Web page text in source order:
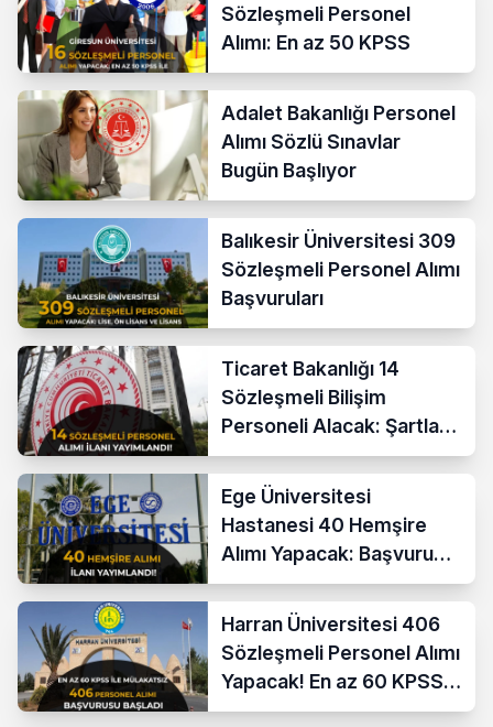
Sözleşmeli Personel
Alımı: En az 50 KPSS
Adalet Bakanlığı Personel
Alımı Sözlü Sınavlar
Bugün Başlıyor
Balıkesir Üniversitesi 309
Sözleşmeli Personel Alımı
Başvuruları
Ticaret Bakanlığı 14
Sözleşmeli Bilişim
Personeli Alacak: Şartlar
ve Ücretler
Ege Üniversitesi
Hastanesi 40 Hemşire
Alımı Yapacak: Başvuru
Şartları ve KPSS Puanı
Harran Üniversitesi 406
Sözleşmeli Personel Alımı
Yapacak! En az 60 KPSS
ve Lise